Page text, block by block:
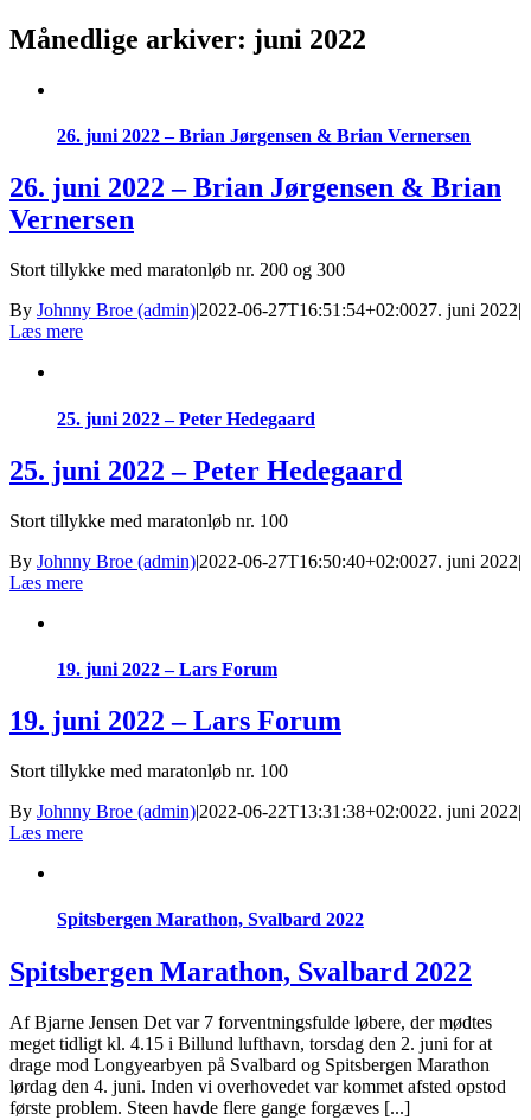
Månedlige arkiver: juni 2022
26. juni 2022 – Brian Jørgensen & Brian Vernersen
26. juni 2022 – Brian Jørgensen & Brian
Vernersen
Stort tillykke med maratonløb nr. 200 og 300
By Johnny Broe (admin)|2022-06-27T16:51:54+02:0027. juni 2022|
Læs mere
25. juni 2022 – Peter Hedegaard
25. juni 2022 – Peter Hedegaard
Stort tillykke med maratonløb nr. 100
By Johnny Broe (admin)|2022-06-27T16:50:40+02:0027. juni 2022|
Læs mere
19. juni 2022 – Lars Forum
19. juni 2022 – Lars Forum
Stort tillykke med maratonløb nr. 100
By Johnny Broe (admin)|2022-06-22T13:31:38+02:0022. juni 2022|
Læs mere
Spitsbergen Marathon, Svalbard 2022
Spitsbergen Marathon, Svalbard 2022
Af Bjarne Jensen Det var 7 forventningsfulde løbere, der mødtes
meget tidligt kl. 4.15 i Billund lufthavn, torsdag den 2. juni for at
drage mod Longyearbyen på Svalbard og Spitsbergen Marathon
lørdag den 4. juni. Inden vi overhovedet var kommet afsted opstod
første problem. Steen havde flere gange forgæves [...]